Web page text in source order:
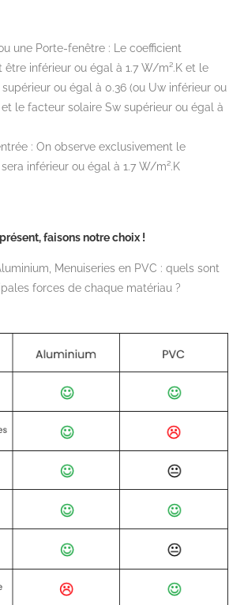
une Porte-fenêtre : Le coefficient
inférieur ou égal à 1.7 W/m².K et le
ou égal à 0.36 (ou Uw inférieur ou
le facteur solaire Sw supérieur ou égal à
: On observe exclusivement le
inférieur ou égal à 1.7 W/m².K
faisons notre choix !
Menuiseries en PVC : quels sont
forces de chaque matériau ?